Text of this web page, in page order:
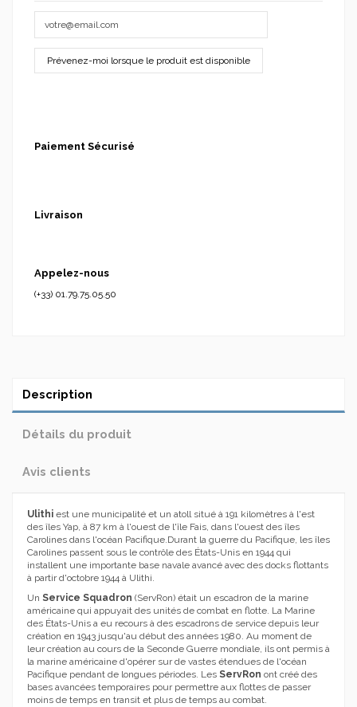
Paiement Sécurisé
Livraison
Appelez-nous
(+33) 01.79.75.05.50
Description
Détails du produit
Avis clients
Ulithi est une municipalité et un atoll situé à 191 kilomètres à l'est
des îles Yap, à 87 km à l'ouest de l'île Fais, dans l'ouest des îles
Carolines dans l'océan Pacifique.Durant la guerre du Pacifique, les îles
Carolines passent sous le contrôle des États-Unis en 1944 qui
installent une importante base navale avancé avec des docks flottants
à partir d'octobre 1944 à Ulithi.
Un Service Squadron (ServRon) était un escadron de la marine
américaine qui appuyait des unités de combat en flotte. La Marine
des États-Unis a eu recours à des escadrons de service depuis leur
création en 1943 jusqu'au début des années 1980. Au moment de
leur création au cours de la Seconde Guerre mondiale, ils ont permis à
la marine américaine d'opérer sur de vastes étendues de l'océan
Pacifique pendant de longues périodes. Les ServRon ont créé des
bases avancées temporaires pour permettre aux flottes de passer
moins de temps en transit et plus de temps au combat.